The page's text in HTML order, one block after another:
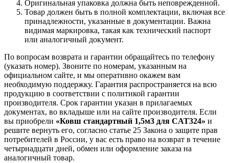
Оригинальная упаковка должна быть неповрежденной.
Товар должен быть в полной комплектации, включая все
принадлежности, указанные в документации. Важна
видимая маркировка, такая как технический паспорт
или аналогичный документ.
По вопросам возврата и гарантии обращайтесь по телефону
(указать номер). Звоните по номерам, указанным на
официальном сайте, и мы оперативно окажем вам
необходимую поддержку. Гарантия распространяется на всю
продукцию в соответствии с политикой гарантии
производителя. Срок гарантии указан в прилагаемых
документах, во вкладыше или на сайте производителя. Если
вы приобрели «Ковш стандартный 1,5м3 для CAT324» и
решите вернуть его, согласно статье 25 Закона о защите прав
потребителей в России, у вас есть право на возврат в течение
четырнадцати дней, обмен или оформление заказа на
аналогичный товар.